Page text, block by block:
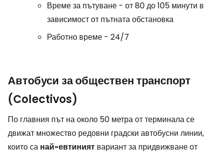
Време за пътуване - от 80 до 105 минути в
зависимост от пътната обстановка
Работно време - 24/7
Автобуси за обществен транспорт
(Colectivos)
По главния път на около 50 метра от терминала се
движат множество редовни градски автобусни линии,
които са най-евтиният вариант за придвижване от